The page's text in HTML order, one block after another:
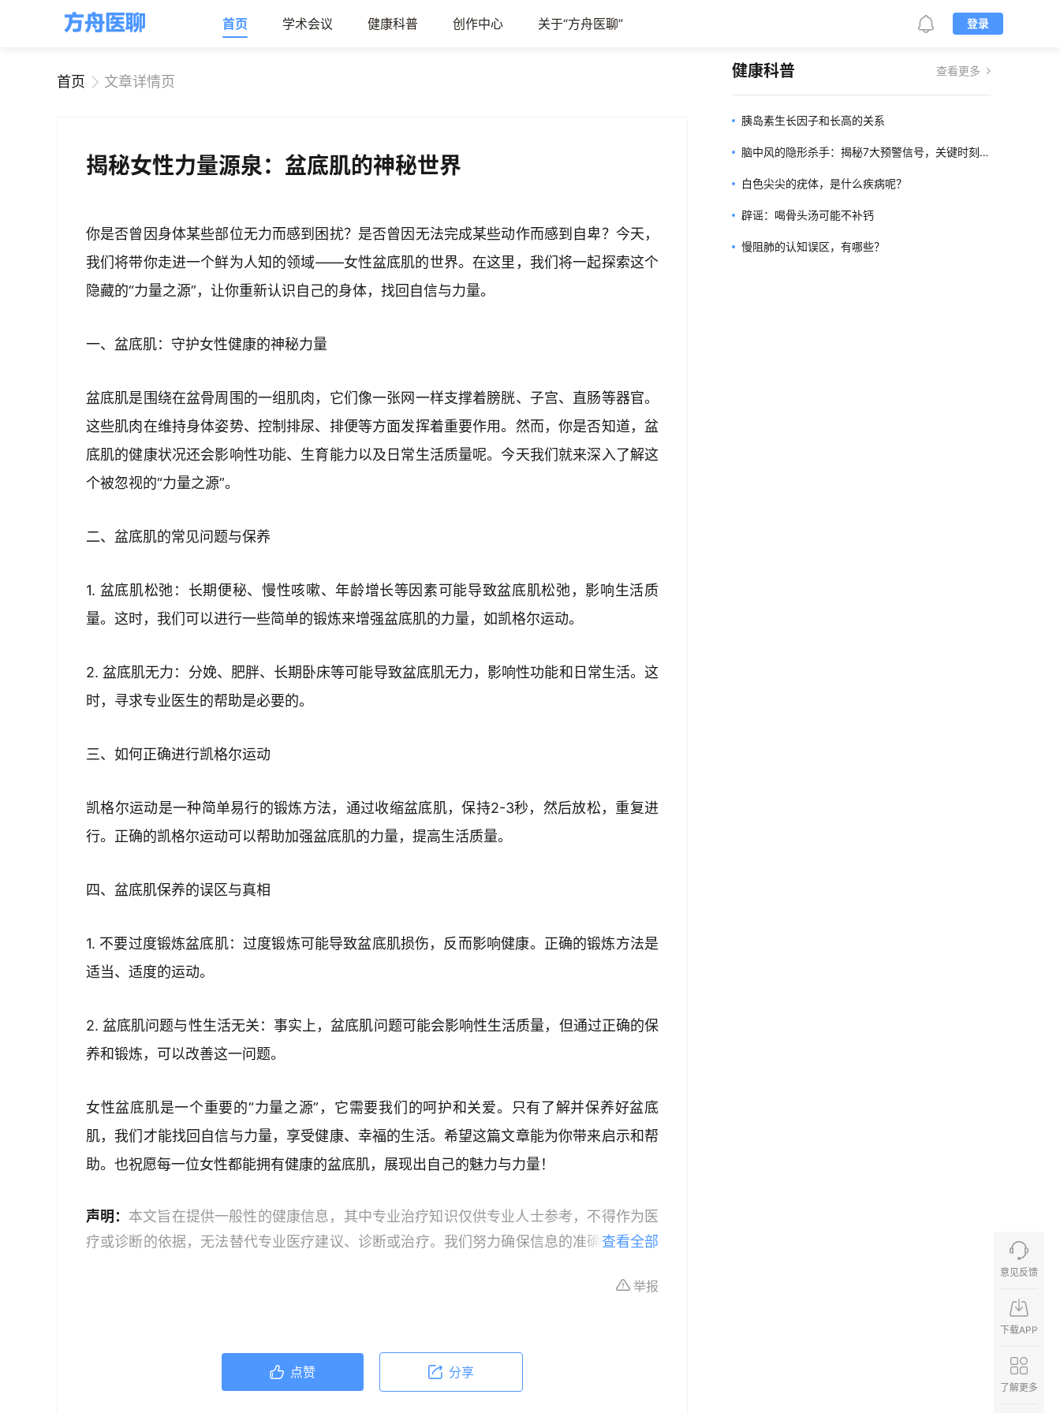
首页 学术会议 健康科普 创作中心 关于“方舟医聊” 登录
首页 文章详情页
揭秘女性力量源泉：盆底肌的神秘世界
你是否曾因身体某些部位无力而感到困扰？是否曾因无法完成某些动作而感到自卑？今天，
我们将带你走进一个鲜为人知的领域——女性盆底肌的世界。在这里，我们将一起探索这个
隐藏的“力量之源”，让你重新认识自己的身体，找回自信与力量。
一、盆底肌：守护女性健康的神秘力量
盆底肌是围绕在盆骨周围的一组肌肉，它们像一张网一样支撑着膀胱、子宫、直肠等器官。
这些肌肉在维持身体姿势、控制排尿、排便等方面发挥着重要作用。然而，你是否知道，盆
底肌的健康状况还会影响性功能、生育能力以及日常生活质量呢。今天我们就来深入了解这
个被忽视的“力量之源”。
二、盆底肌的常见问题与保养
1. 盆底肌松弛：长期便秘、慢性咳嗽、年龄增长等因素可能导致盆底肌松弛，影响生活质
量。这时，我们可以进行一些简单的锻炼来增强盆底肌的力量，如凯格尔运动。
2. 盆底肌无力：分娩、肥胖、长期卧床等可能导致盆底肌无力，影响性功能和日常生活。这
时，寻求专业医生的帮助是必要的。
三、如何正确进行凯格尔运动
凯格尔运动是一种简单易行的锻炼方法，通过收缩盆底肌，保持2-3秒，然后放松，重复进
行。正确的凯格尔运动可以帮助加强盆底肌的力量，提高生活质量。
四、盆底肌保养的误区与真相
1. 不要过度锻炼盆底肌：过度锻炼可能导致盆底肌损伤，反而影响健康。正确的锻炼方法是
适当、适度的运动。
2. 盆底肌问题与性生活无关：事实上，盆底肌问题可能会影响性生活质量，但通过正确的保
养和锻炼，可以改善这一问题。
女性盆底肌是一个重要的“力量之源”，它需要我们的呵护和关爱。只有了解并保养好盆底
肌，我们才能找回自信与力量，享受健康、幸福的生活。希望这篇文章能为你带来启示和帮
助。也祝愿每一位女性都能拥有健康的盆底肌，展现出自己的魅力与力量！
声明： 本文旨在提供一般性的健康信息，其中专业治疗知识仅供专业人士参考，不得作为医
疗或诊断的依据，无法替代专业医疗建议、诊断或治疗。我们努力确保信息的准确性，但本
策时，应咨询合格的医疗专业人员。对于依据本文内容采取的任何行动，本文作者、出版方
查看全部
举报
点赞 分享
健康科普 查看更多
胰岛素生长因子和长高的关系
脑中风的隐形杀手：揭秘7大预警信号，关键时刻能
救命！
白色尖尖的疣体，是什么疾病呢？
辟谣：喝骨头汤可能不补钙
慢阻肺的认知误区，有哪些？
意见反馈
下载APP
了解更多